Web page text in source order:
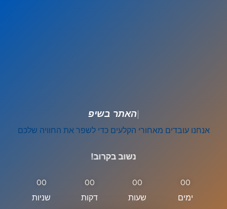
האתר בשיפו |
אנחנו עובדים מאחורי הקלעים כדי לשפר את החוויה שלכם
נשוב בקרוב!
00
ימים
00
שעות
00
דקות
00
שניות